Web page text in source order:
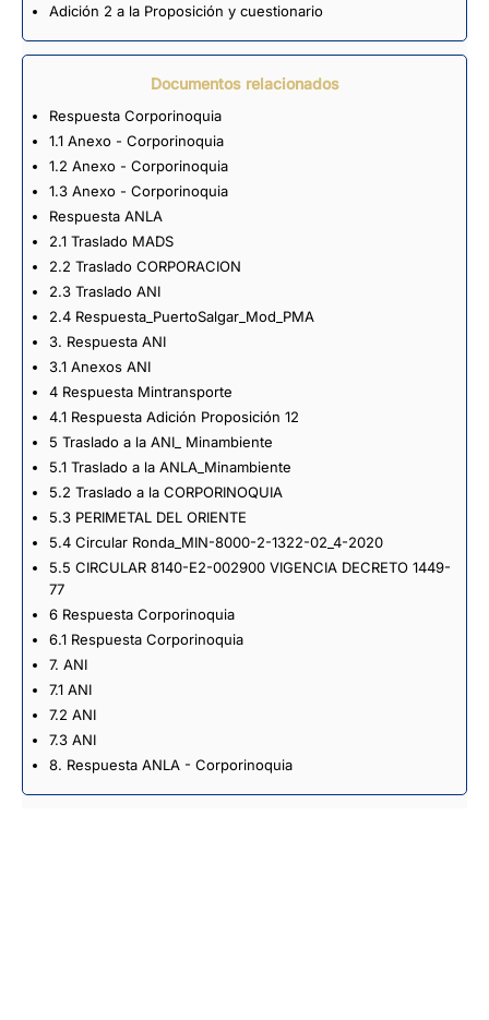
Adición 2 a la Proposición y cuestionario
Documentos relacionados
Respuesta Corporinoquia
1.1 Anexo - Corporinoquia
1.2 Anexo - Corporinoquia
1.3 Anexo - Corporinoquia
Respuesta ANLA
2.1 Traslado MADS
2.2 Traslado CORPORACION
2.3 Traslado ANI
2.4 Respuesta_PuertoSalgar_Mod_PMA
3. Respuesta ANI
3.1 Anexos ANI
4 Respuesta Mintransporte
4.1 Respuesta Adición Proposición 12
5 Traslado a la ANI_ Minambiente
5.1 Traslado a la ANLA_Minambiente
5.2 Traslado a la CORPORINOQUIA
5.3 PERIMETAL DEL ORIENTE
5.4 Circular Ronda_MIN-8000-2-1322-02_4-2020
5.5 CIRCULAR 8140-E2-002900 VIGENCIA DECRETO 1449-
77
6 Respuesta Corporinoquia
6.1 Respuesta Corporinoquia
7. ANI
7.1 ANI
7.2 ANI
7.3 ANI
8. Respuesta ANLA - Corporinoquia